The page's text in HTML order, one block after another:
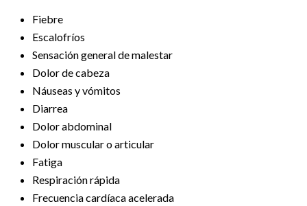
Fiebre
Escalofríos
Sensación general de malestar
Dolor de cabeza
Náuseas y vómitos
Diarrea
Dolor abdominal
Dolor muscular o articular
Fatiga
Respiración rápida
Frecuencia cardíaca acelerada